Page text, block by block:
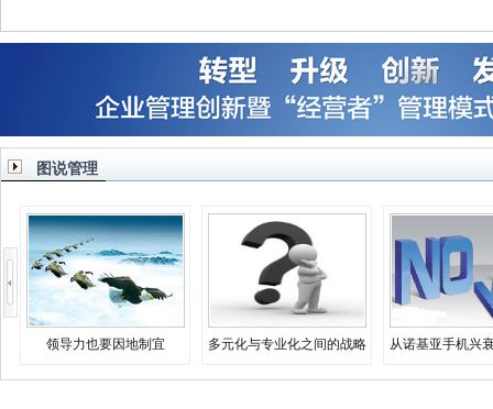
图说管理
领导力也要因地制宜
多元化与专业化之间的战略
从诺基亚手机兴